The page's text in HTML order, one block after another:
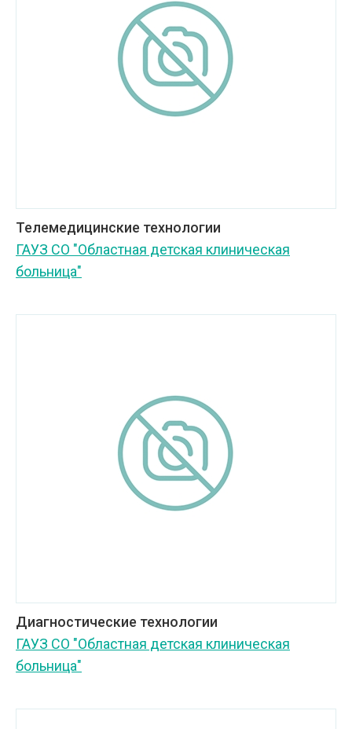
Телемедицинские технологии
ГАУЗ СО "Областная детская клиническая
больница"
Диагностические технологии
ГАУЗ СО "Областная детская клиническая
больница"